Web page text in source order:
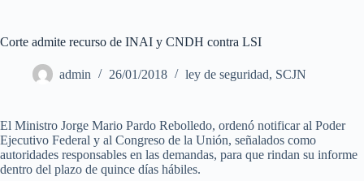
Corte admite recurso de INAI y CNDH contra LSI
admin 26/01/2018 ley de seguridad, SCJN
El Ministro Jorge Mario Pardo Rebolledo, ordenó notificar al Poder
Ejecutivo Federal y al Congreso de la Unión, señalados como
autoridades responsables en las demandas, para que rindan su informe
dentro del plazo de quince días hábiles.